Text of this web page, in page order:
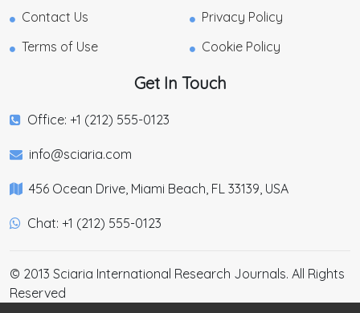
Contact Us
Privacy Policy
Terms of Use
Cookie Policy
Get In Touch
Office: +1 (212) 555-0123
info@sciaria.com
456 Ocean Drive, Miami Beach, FL 33139, USA
Chat: +1 (212) 555-0123
© 2013 Sciaria International Research Journals. All Rights
Reserved